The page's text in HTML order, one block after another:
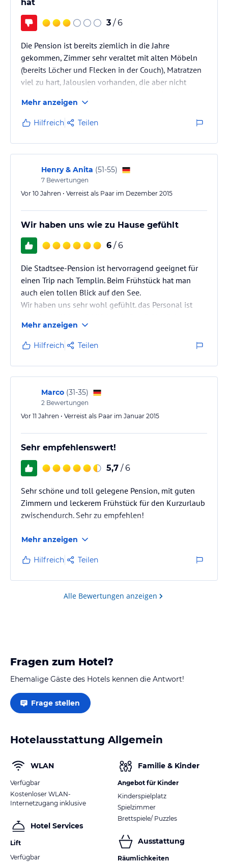
hat
3 / 6
Die Pension ist bereits ziemlich in die Jahre
gekommen, Zimmer sehr veraltet mit alten Möbeln
(bereits Löcher und Flecken in der Couch), Matratzen
viel zu hart, Jalousien vorhanden, die aber nicht
gesamten Hotel ein muffiger Geruch in der Luft.
Nachbarn deutlich hörbar durch den knarrenden
Fußboden und da die Pension direkt an der
Hauptstraße liegt, sind auch die Autos deutlich
hörbar.
Das Frühstücksbuffet ist sehr einfach und
geschmacklos hingestellt.
Für eine…
Mehr anzeigen
Hilfreich Teilen
Henry & Anita (51-55)
7 Bewertungen
Vor 10 Jahren • Verreist als Paar im Dezember 2015
Wir haben uns wie zu Hause gefühlt
6 / 6
Die Stadtsee-Pension ist hervorragend geeignet für
einen Trip nach Templin. Beim Frühstück hat man
auch eien tollen Blick auf den See.
Wir haben uns sehr wohl gefühlt. das Personal ist
köstlich - an Neujahr wurde sogar an Pfannkuchen,
Rollmops und kleine Gurken gedacht.
Alles war liebevoll zubereitet.
Mehr anzeigen
Hilfreich Teilen
Marco (31-35)
2 Bewertungen
Vor 11 Jahren • Verreist als Paar im Januar 2015
Sehr empfehlenswert!
5,7 / 6
Sehr schöne und toll gelegene Pension, mit guten
Zimmern und leckerem Frühstück für den Kurzurlaub
zwischendurch. Sehr zu empfehlen!
Mehr anzeigen
Hilfreich Teilen
Alle Bewertungen anzeigen
Fragen zum Hotel?
Ehemalige Gäste des Hotels kennen die Antwort!
Frage stellen
Hotelausstattung Allgemein
WLAN
Verfügbar
Kostenloser WLAN-
Internetzugang inklusive
Hotel Services
Lift
Verfügbar
Familie & Kinder
Angebot für Kinder
Kinderspielplatz
Spielzimmer
Brettspiele/ Puzzles
Ausstattung
Räumlichkeiten